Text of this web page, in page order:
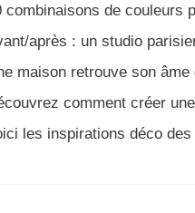
combinaisons de couleurs
après : un studio
maison retrouve son
comment créer
les inspirations déco